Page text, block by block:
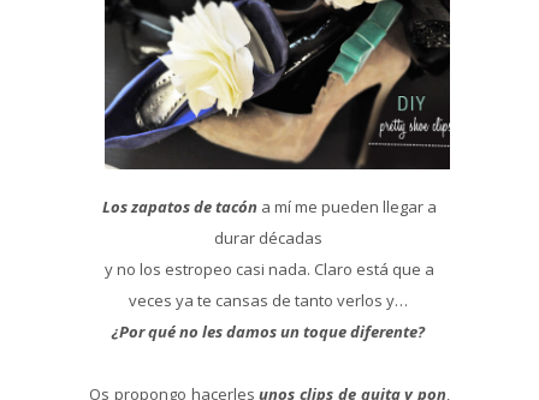
Los zapatos de tacón a mí me pueden llegar a
durar décadas
y no los estropeo casi nada. Claro está que a
veces ya te cansas de tanto verlos y…
¿Por qué no les damos un toque diferente?
Os propongo hacerlesunos clips de quita y pon,